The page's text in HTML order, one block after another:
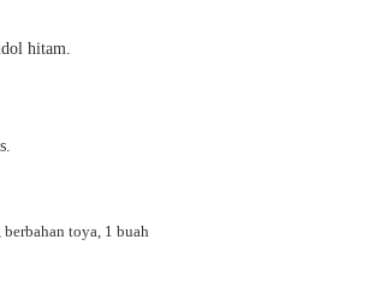
hitam.
toya, 1 buah